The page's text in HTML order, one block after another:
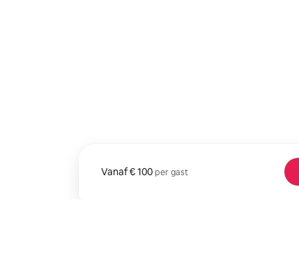
Vanaf€ 100 per gast
Vanaf € 100 per gast